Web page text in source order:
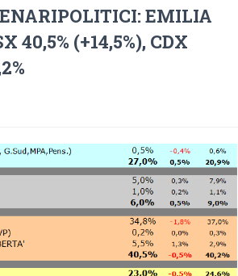
EMILIA
40,5% (+14,5%), CDX